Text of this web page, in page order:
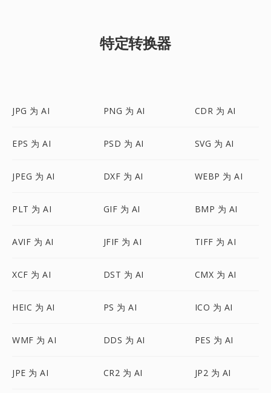
特定转换器
JPG 为 AI PNG 为 AI CDR 为 AI
EPS 为 AI PSD 为 AI SVG 为 AI
JPEG 为 AI DXF 为 AI WEBP 为 AI
PLT 为 AI GIF 为 AI BMP 为 AI
AVIF 为 AI JFIF 为 AI TIFF 为 AI
XCF 为 AI DST 为 AI CMX 为 AI
HEIC 为 AI PS 为 AI ICO 为 AI
WMF 为 AI DDS 为 AI PES 为 AI
JPE 为 AI CR2 为 AI JP2 为 AI